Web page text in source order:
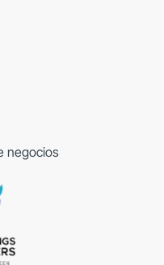
negocios